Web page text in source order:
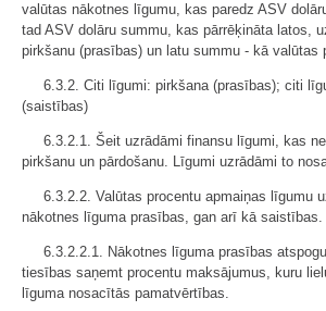
valūtas nākotnes līgumu, kas paredz ASV
tad ASV dolāru summu, kas pārrēķināta latos,
pirkšanu (prasības) un latu summu - kā valūtas
6.3.2. Citi līgumi: pirkšana (prasības); citi
(saistības)
6.3.2.1. Šeit uzrādāmi finansu līgumi, kas
pirkšanu un pārdošanu. Līgumi uzrādāmi to
6.3.2.2. Valūtas procentu apmaiņas līgumu
nākotnes līguma prasības, gan arī kā saistības.
6.3.2.2.1. Nākotnes līguma prasības
tiesības saņemt procentu maksājumus, kuru
līguma nosacītās pamatvērtības.